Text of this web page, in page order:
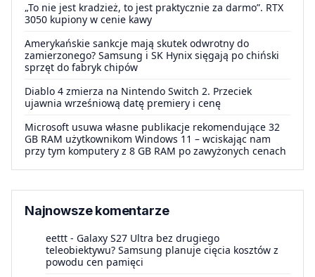
„To nie jest kradzież, to jest praktycznie za darmo”. RTX
3050 kupiony w cenie kawy
Amerykańskie sankcje mają skutek odwrotny do
zamierzonego? Samsung i SK Hynix sięgają po chiński
sprzęt do fabryk chipów
Diablo 4 zmierza na Nintendo Switch 2. Przeciek
ujawnia wrześniową datę premiery i cenę
Microsoft usuwa własne publikacje rekomendujące 32
GB RAM użytkownikom Windows 11 – wciskając nam
przy tym komputery z 8 GB RAM po zawyżonych cenach
Najnowsze komentarze
eettt - Galaxy S27 Ultra bez drugiego
teleobiektywu? Samsung planuje cięcia kosztów z
powodu cen pamięci